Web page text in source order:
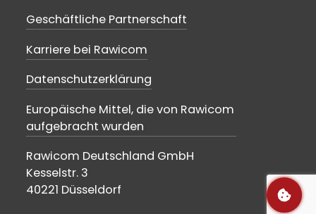
Geschäftliche Partnerschaft
Karriere bei Rawicom
Datenschutzerklärung
Europäische Mittel, die von Rawicom
aufgebracht wurden
Rawicom Deutschland GmbH
Kesselstr. 3
40221 Düsseldorf